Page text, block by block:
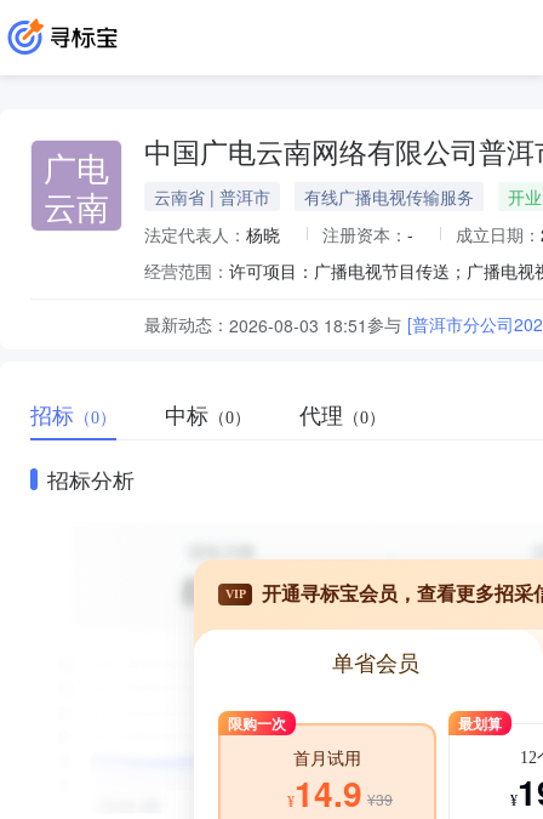
广电
云南
中国广电云南网络有限公司普洱
云南省 | 普洱市 有线广播电视传输服务
开业
法定代表人： 杨晓 注册资本： - 成立日期：
经营范围：
最新动态： 2026-08-03 18:51参与 [普洱市分公司
招标 （0） 中标 （0） 代理 （0）
招标分析
VIP 开通寻标宝会员，查看更多招采
单省会员
限购一次
首月试用
¥14.9 ¥39
最划算
12
¥